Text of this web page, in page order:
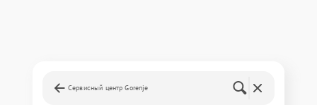
Сервисный центр Gorenje